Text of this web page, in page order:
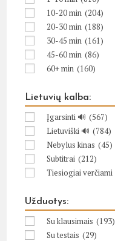
10-20 min (204)
20-30 min (188)
30-45 min (161)
45-60 min (86)
60+ min (160)
Lietuvių kalba:
Įgarsinti 🔊 (567)
Lietuviški 🔊 (784)
Nebylus kinas (45)
Subtitrai (212)
Tiesiogiai verčiami
Užduotys:
Su klausimais (193)
Su testais (29)